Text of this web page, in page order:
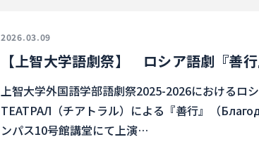
2026.03.09
【上智大学語劇祭】 ロシア語劇『善
上智大学外国語学部語劇祭2025-2026におけるロ
ТЕАТРАЛ（チアトラル）による『善行』（
ンパス10号館講堂にて上演…